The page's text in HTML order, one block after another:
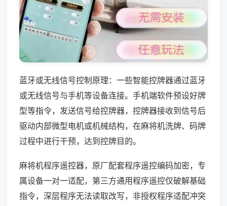
蓝牙或无线信号控制原理：一些智能控牌器通过蓝牙
或无线信号与手机等设备连接。手机端软件预设好牌
型等指令，发送信号给控牌器，控牌器接收到信号后
驱动内部微型电机或机械结构，在麻将机洗牌、码牌
过程中进行干预，达到控牌目的。
麻将机程序遥控器，原厂配套程序遥控编码加密，专
属设备一对一适配，第三方通用程序遥控仅破解基础
指令，深层程序无法读取改写，非授权程序适配冲突